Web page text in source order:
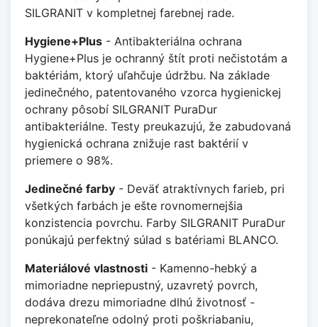
SILGRANIT v kompletnej farebnej rade.
Hygiene+Plus - Antibakteriálna ochrana
Hygiene+Plus je ochranný štít proti nečistotám a
baktériám, ktorý uľahčuje údržbu. Na základe
jedinečného, patentovaného vzorca hygienickej
ochrany pôsobí SILGRANIT PuraDur
antibakteriálne. Testy preukazujú, že zabudovaná
hygienická ochrana znižuje rast baktérií v
priemere o 98%.
Jedinečné farby - Deväť atraktívnych farieb, pri
všetkých farbách je ešte rovnomernejšia
konzistencia povrchu. Farby SILGRANIT PuraDur
ponúkajú perfektný súlad s batériami BLANCO.
Materiálové vlastnosti - Kamenno-hebký a
mimoriadne nepriepustný, uzavretý povrch,
dodáva drezu mimoriadne dlhú životnosť -
neprekonateľne odolný proti poškriabaniu,